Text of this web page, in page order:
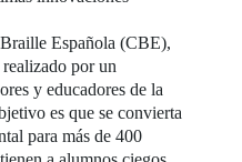
Española (CBE),
por un
y educadores de la
es que se convierta
para más de 400